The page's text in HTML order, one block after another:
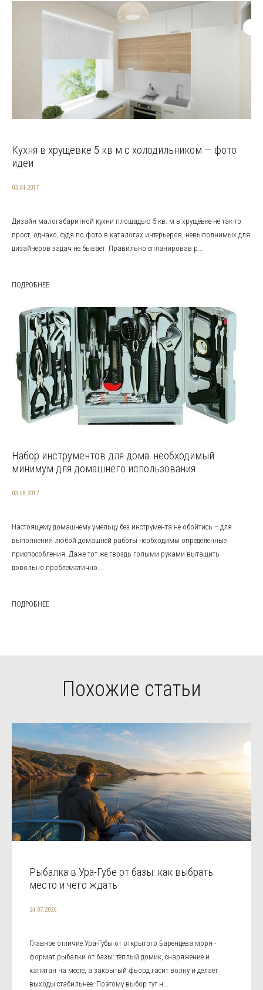
Кухня в хрущевке 5 кв м с холодильником — фото
идеи
03.04.2017
Дизайн малогабаритной кухни площадью 5 кв. м в хрущёвке не так-то
прост, однако, судя по фото в каталогах интерьеров, невыполнимых для
дизайнеров задач не бывает. Правильно спланировав р...
ПОДРОБНЕЕ
Набор инструментов для дома: необходимый
минимум для домашнего использования
03.08.2017
Настоящему домашнему умельцу без инструмента не обойтись – для
выполнения любой домашней работы необходимы определенные
приспособления. Даже тот же гвоздь голыми руками вытащить
довольно проблематично...
ПОДРОБНЕЕ
Похожие статьи
Рыбалка в Ура-Губе от базы: как выбрать
место и чего ждать
24.07.2026
Главное отличие Ура-Губы от открытого Баренцева моря -
формат рыбалки от базы: тёплый домик, снаряжение и
капитан на месте, а закрытый фьорд гасит волну и делает
выходы стабильнее. Поэтому выбор тут н...